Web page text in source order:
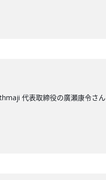
代表取締役の廣瀬康令さ